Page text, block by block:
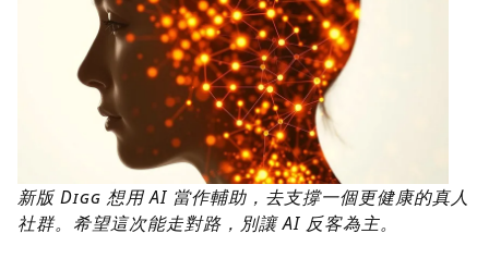
新版 Digg 想用 AI 當作輔助，去支撐一個更健康的真人
社群。希望這次能走對路，別讓 AI 反客為主。